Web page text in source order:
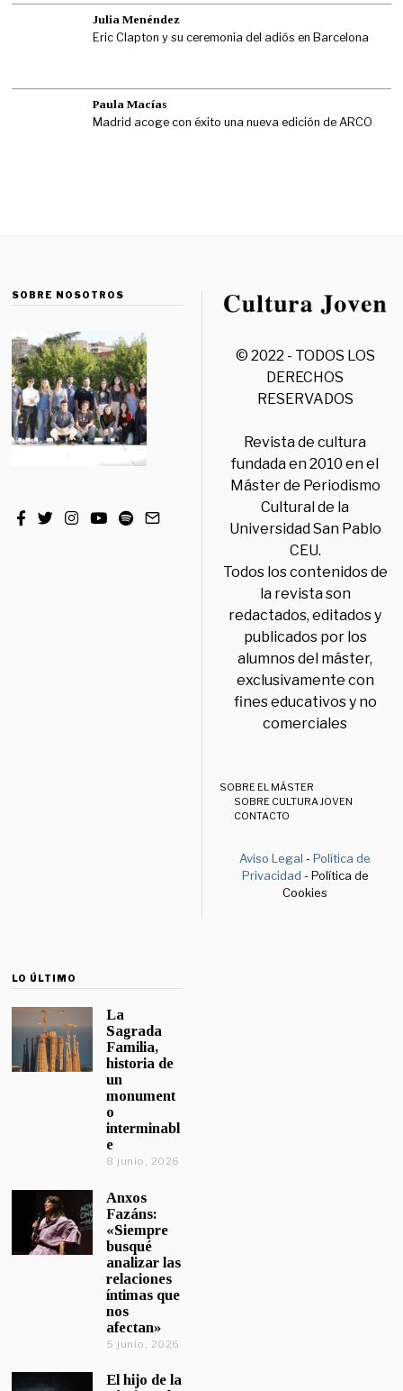
Julia Menéndez
Eric Clapton y su ceremonia del adiós en Barcelona
Paula Macías
Madrid acoge con éxito una nueva edición de ARCO
SOBRE NOSOTROS
© 2022 - TODOS LOS
DERECHOS
RESERVADOS
Revista de cultura
fundada en 2010 en el
Máster de Periodismo
Cultural de la
Universidad San Pablo
CEU.
Todos los contenidos de
la revista son
redactados, editados y
publicados por los
alumnos del máster,
exclusivamente con
fines educativos y no
comerciales
SOBRE EL MÁSTER
SOBRE CULTURA JOVEN
CONTACTO
Aviso Legal -Política de
Privacidad - Política de
Cookies
LO ÚLTIMO
La
Sagrada
Familia,
historia de
un
monument
o
interminabl
e
8 junio, 2026
Anxos
Fazáns:
«Siempre
busqué
analizar las
relaciones
íntimas que
nos
afectan»
5 junio, 2026
El hijo de la